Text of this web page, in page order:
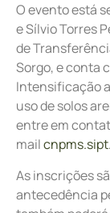
O evento está
e Sílvio Torres
de
Sorgo, e conta
Intensificação
uso de solos
entre em
mail
As inscrições
antecedência